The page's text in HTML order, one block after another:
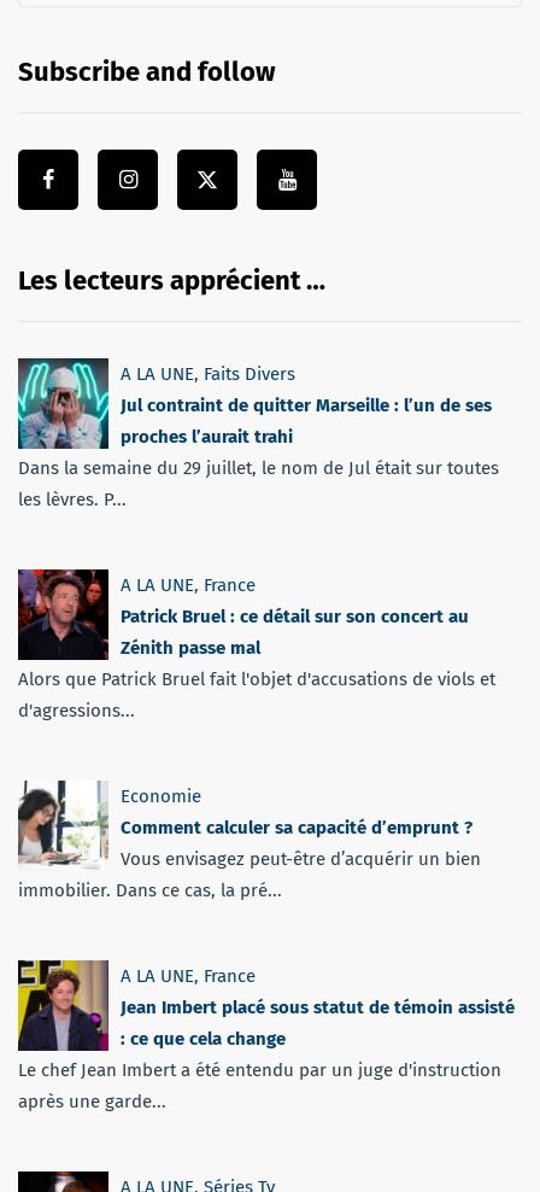
Subscribe and follow
Les lecteurs apprécient …
A LA UNE, Faits Divers
Jul contraint de quitter Marseille : l’un de ses
proches l’aurait trahi
Dans la semaine du 29 juillet, le nom de Jul était sur toutes
les lèvres. P...
A LA UNE, France
Patrick Bruel : ce détail sur son concert au
Zénith passe mal
Alors que Patrick Bruel fait l'objet d'accusations de viols et
d'agressions...
Economie
Comment calculer sa capacité d’emprunt ?
Vous envisagez peut-être d’acquérir un bien
immobilier. Dans ce cas, la pré...
A LA UNE, France
Jean Imbert placé sous statut de témoin assisté
: ce que cela change
Le chef Jean Imbert a été entendu par un juge d'instruction
après une garde...
A LA UNE, Séries Tv